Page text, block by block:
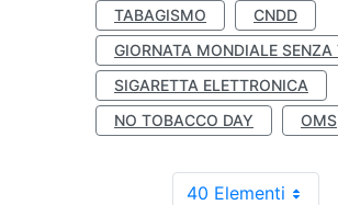
TABAGISMO
CNDD
GIORNATA MONDIALE SENZA
SIGARETTA ELETTRONICA
NO TOBACCO DAY
OMS
40 Elementi